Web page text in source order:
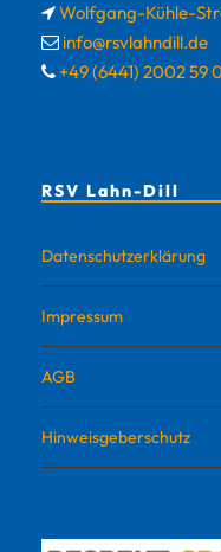
Wolfgang-Kühle-
info@rsvlahndill.de
+49 (6441) 2002 59
RSV Lahn-Dill
Datenschutzerklärung
Impressum
AGB
Hinweisgeberschutz